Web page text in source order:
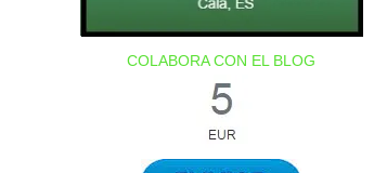
COLABORA CON EL BLOG